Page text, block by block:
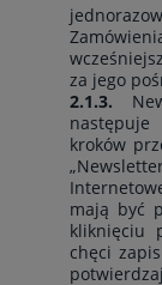
za jego
2.1.3.
następuje
kroków
mają być
kliknięciu
chęci